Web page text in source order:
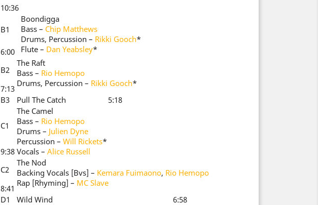
10:36
B1
Boondigga
Bass – Chip Matthews
Drums, Percussion – Rikki Gooch*
Flute – Dan Yeabsley*
6:00
B2
The Raft
Bass – Rio Hemopo
Drums, Percussion – Rikki Gooch*
7:13
B3
Pull The Catch 5:18
C1
The Camel
Bass – Rio Hemopo
Drums – Julien Dyne
Percussion – Will Rickets*
Vocals – Alice Russell
9:38
C2
The Nod
Backing Vocals [Bvs] – Kemara Fuimaono, Rio Hemopo
Rap [Rhyming] – MC Slave
8:41
D1
Wild Wind
6:58